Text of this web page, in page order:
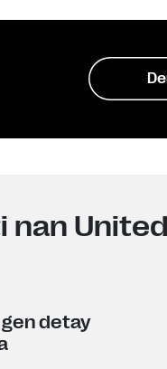
nan
detay